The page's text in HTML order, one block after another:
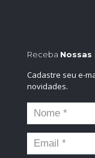
Receba Nossas
Cadastre seu e-
novidades.